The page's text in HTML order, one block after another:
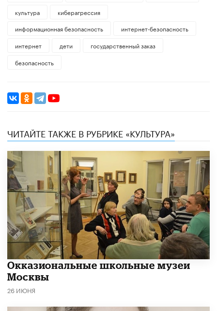
культура
киберагрессия
информационная безопасность
интернет-безопасность
интернет
дети
государственный заказ
безопасность
ЧИТАЙТЕ ТАКЖЕ В РУБРИКЕ «КУЛЬТУРА»
​Окказиональные школьные музеи
Москвы
26 ИЮНЯ